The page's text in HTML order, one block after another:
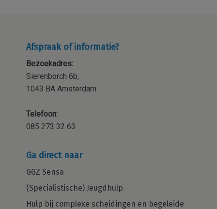
Afspraak of informatie?
Bezoekadres:
Sierenborch 6b,
1043 BA Amsterdam
Telefoon:
085 273 32 63
Ga direct naar
GGZ Sensa
(Specialistische) Jeugdhulp
Hulp bij complexe scheidingen en begeleide